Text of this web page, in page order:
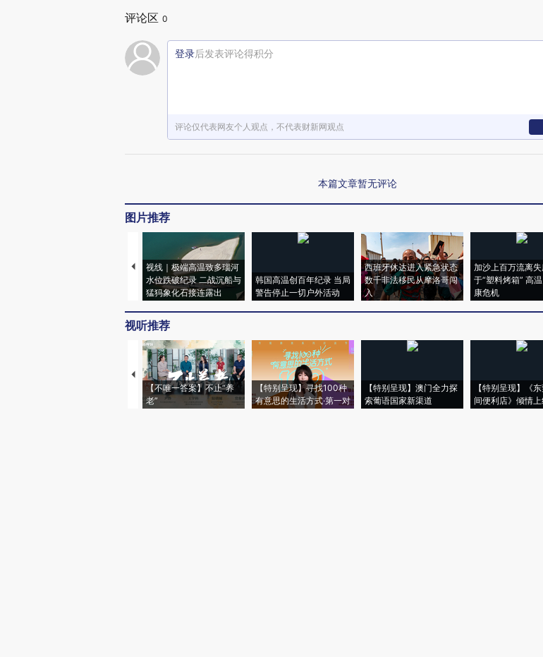
评论区 0
登录后发表评论得积分
评论仅代表网友个人观点，不代表财新网观点
本篇文章暂无评论
图片推荐
视线｜极端高温致多瑙河
水位跌破纪录 二战沉船与
猛犸象化石接连露出
韩国高温创百年纪录 当局
警告停止一切户外活动
西班牙休达进入紧急状态
数千非法移民从摩洛哥闯
入
加沙上百万流离
于“塑料烤箱” 高
康危机
视听推荐
【不唯一答案】不止“养
老”
【特别呈现】寻找100种
有意思的生活方式·第一对
【特别呈现】澳门全力探
索葡语国家新渠道
【特别呈现】《
间便利店》倾情